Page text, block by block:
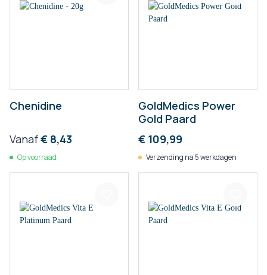
Chenidine
Vanaf€ 8,43
Op voorraad
GoldMedics Power
Gold Paard
€ 109,99
Verzending na 5 werkdagen